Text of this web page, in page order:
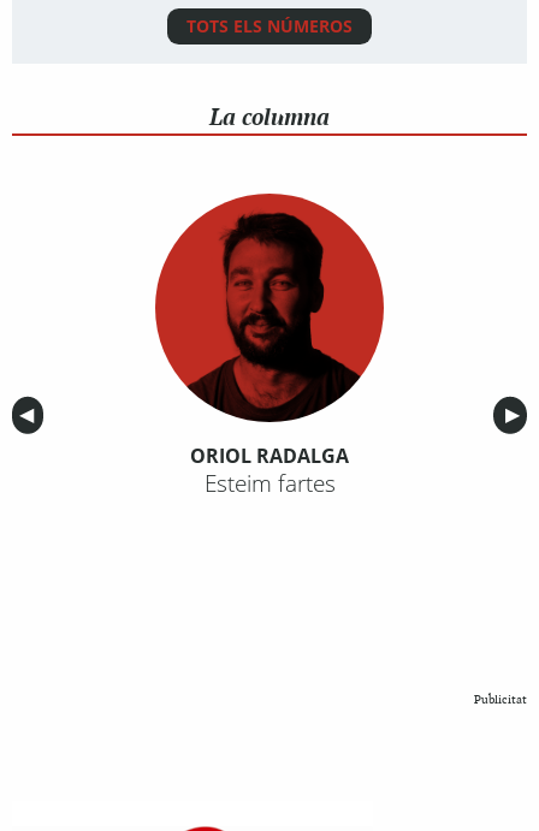
TOTS ELS NÚMEROS
La columna
Anterior
◀︎ ▶︎
ORIOL RADALGA
Esteim fartes
Publicitat